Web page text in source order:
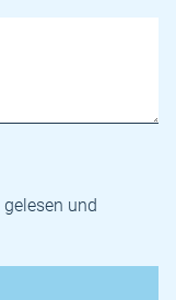
gelesen und